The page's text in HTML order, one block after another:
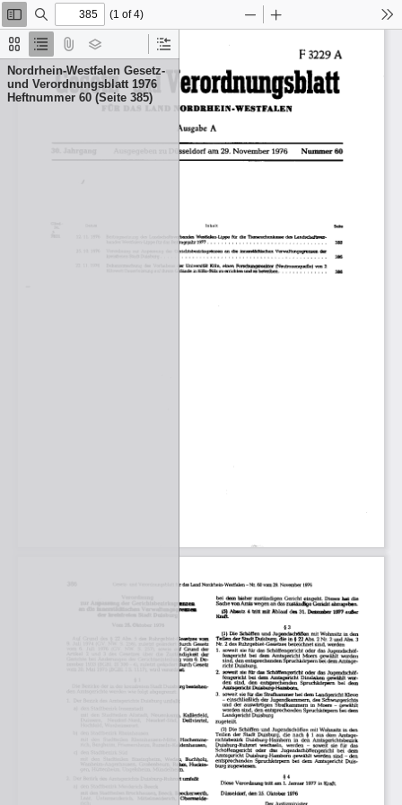
Thumbnails
Document
Outline
Attachments
Layers
Current
Item
Nordrhein-Westfalen Gesetz-
und Verordnungsblatt 1976
Heftnummer 60 (Seite 385)
Toggle
Sidebar
Find
(1 of 4)
Zoom